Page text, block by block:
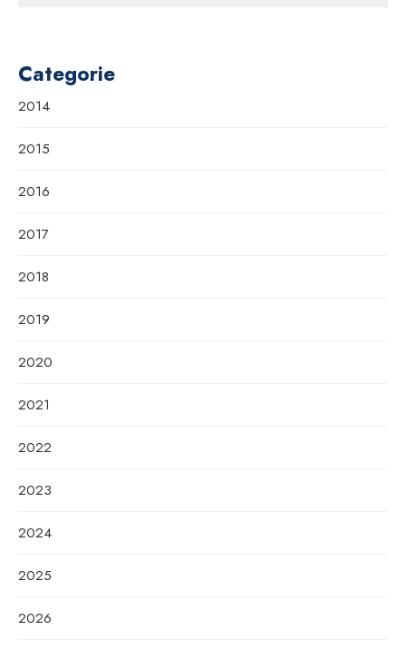
Categorie
2014
2015
2016
2017
2018
2019
2020
2021
2022
2023
2024
2025
2026